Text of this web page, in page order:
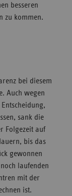
besseren
zu kommen.
bei diesem
Auch wegen
sank die
Folgezeit auf
bis das
gewonnen
laufenden
mit der
ist.